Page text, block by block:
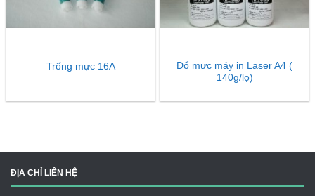
Trống mực 16A
Đổ mực máy in Laser A4 (
140g/lọ)
ĐỊA CHỈ LIÊN HỆ